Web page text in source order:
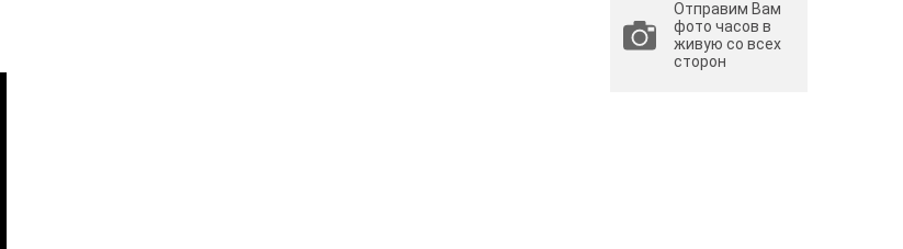
Отправим Вам
фото часов в
живую со всех
сторон